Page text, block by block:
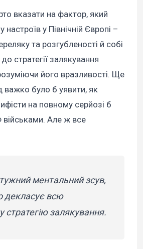
вказати на фактор, який
настроїв у Північній Європі –
та розгубленості й собі
стратегії залякування
його вразливості. Ще
важко було б уявити, як
на повному серйозі б
Але ж все
ментальний зсув,
декласує всю
стратегію залякування.